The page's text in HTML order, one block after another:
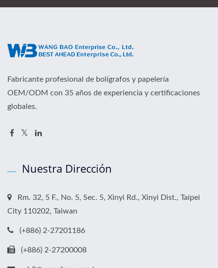
Fabricante profesional de bolígrafos y papelería
OEM/ODM con 35 años de experiencia y certificaciones
globales.
Nuestra Dirección
Rm. 32, 5 F., No. 5, Sec. 5, Xinyi Rd., Xinyi Dist., Taipei
City 110202, Taiwan
(+886) 2-27201186
(+886) 2-27200008